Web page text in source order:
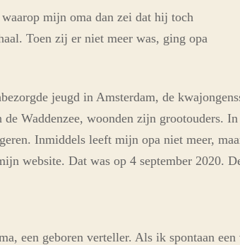
mijn oma dan zei dat hij toch
Toen zij er niet meer was, ging opa
jeugd in Amsterdam, de
Waddenzee, woonden zijn grootouders.
Inmiddels leeft mijn opa niet meer,
website. Dat was op 4 september 2020.
een geboren verteller. Als ik spontaan